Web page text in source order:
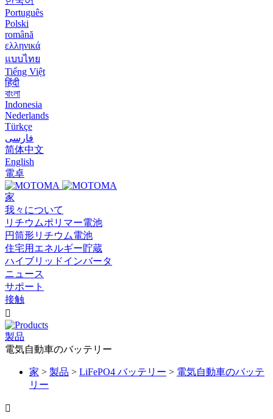
Português
Polski
română
ελληνικά
แบบไทย
Tiếng Việt
हिंदी
বাংলা
Indonesia
Nederlands
Türkçe
فارسی
简体中文
English
電卓
家
我々について
リチウムポリマー電池
円筒形リチウム電池
住宅用エネルギー貯蔵
ハイブリッドインバータ
ニュース
サポート
接触

製品
電気自動車のバッテリー
家 > 製品 > LiFePO4 バッテリー > 電気自動車のバッテ
リー
